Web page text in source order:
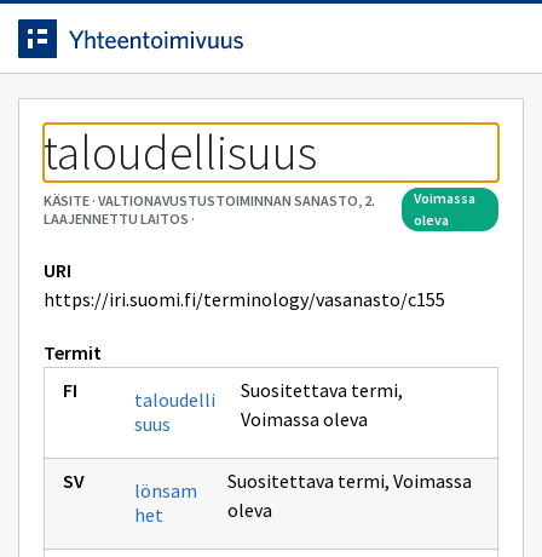
Siirrytty
sivulle
Siirry suoraan sisältöön.
taloudellisuus
KÄSITE· VALTIONAVUSTUSTOIMINNAN SANASTO, 2.
LAAJENNETTU LAITOS ·
voimassa
oleva
URI
https://iri.suomi.fi/terminology/vasanasto/c155
Termit
taloudelli
suus
Suositettava termi,
Voimassa oleva
lönsam
het
Suositettava termi,Voimassa
oleva